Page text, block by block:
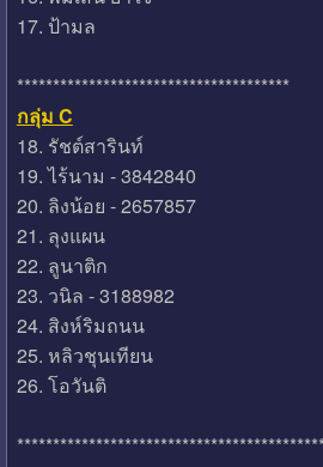
17. ป้ามล
**************************************
กลุ่ม C
18. รัชต์สารินท์
19. ไร้นาม - 3842840
20. ลิงน้อย - 2657857
21. ลุงแผน
22. ลูนาติก
23. วนิล - 3188982
24. สิงห์ริมถนน
25. หลิวชุนเทียน
26. โอวันติ